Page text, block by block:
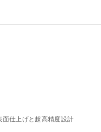
面仕上げと超高精度設計